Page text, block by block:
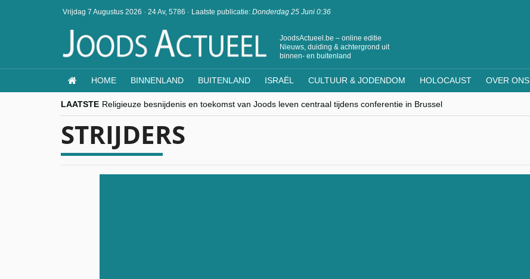
Vrijdag 7 Augustus 2026 · 24 Av, 5786 · Laatste publicatie: Donderdag 25 Juni 0:36
JoodsActueel.be – online editie
Nieuws, duiding & achtergrond uit
binnen- en buitenland
HOME BINNENLAND BUITENLAND ISRAËL CULTUUR & JODENDOM HOLOCAUST OVER ONS
LAATSTE Religieuze besnijdenis en toekomst van Joods leven centraal tijdens conferentie in Brussel
“Besnijdenisdebat toont hoe moeilijk seculiere Westen minderheden begrijpt”, Jinnih Beels (Vooruit)
CITYTRIP | ROEMENIË – Boekarest: de verrassing van Oost-Europa
“Vandaag zit elke Jood in België op de beklaagdenbank”
goKosher lanceert nieuwe website en samenwerking met Mishpacha voor kosher travel en simchas wereldwijd
STRIJDERS